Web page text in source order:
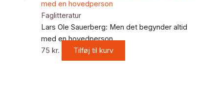
Faglitteratur
Lars Ole Sauerberg: Men det begynder altid
med en hovedperson
75 kr. Tilføj til kurv